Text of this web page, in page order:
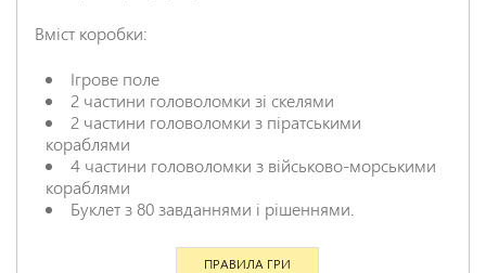
Вміст коробки:
Ігрове поле
2 частини головоломки зі скелями
2 частини головоломки з піратськими
кораблями
4 частини головоломки з військово-морськими
кораблями
Буклет з 80 завданнями і рішеннями.
ПРАВИЛА ГРИ